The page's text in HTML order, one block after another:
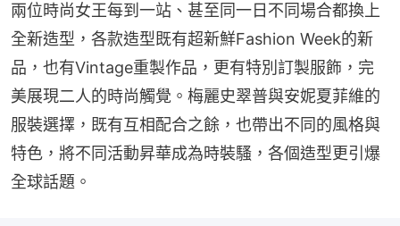
兩位時尚女王每到一站、甚至同一日不同場合都換上
全新造型，各款造型既有超新鮮Fashion Week的新
品，也有Vintage重製作品，更有特別訂製服飾，完
美展現二人的時尚觸覺。梅麗史翠普與安妮夏菲維的
服裝選擇，既有互相配合之餘，也帶出不同的風格與
特色，將不同活動昇華成為時裝騷，各個造型更引爆
全球話題。